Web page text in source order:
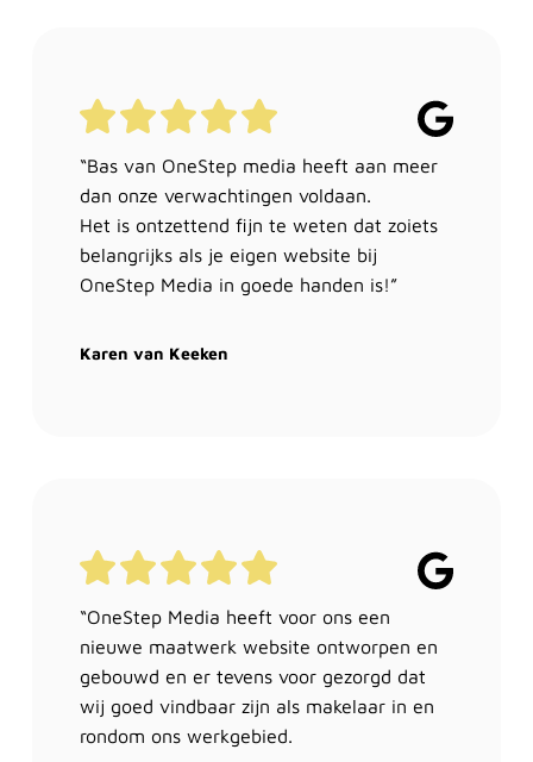
“Bas van OneStep media heeft aan meer
dan onze verwachtingen voldaan.
Het is ontzettend fijn te weten dat zoiets
belangrijks als je eigen website bij
OneStep Media in goede handen is!”
Karen van Keeken
“OneStep Media heeft voor ons een
nieuwe maatwerk website ontworpen en
gebouwd en er tevens voor gezorgd dat
wij goed vindbaar zijn als makelaar in en
rondom ons werkgebied.